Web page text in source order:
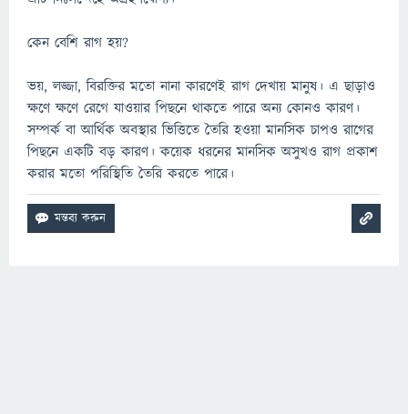
কেন বেশি রাগ হয়?
ভয়, লজ্জা, বিরক্তির মতো নানা কারণেই রাগ দেখায় মানুষ। এ ছাড়াও
ক্ষণে ক্ষণে রেগে যাওয়ার পিছনে থাকতে পারে অন্য কোনও কারণ।
সম্পর্ক বা আর্থিক অবস্থার ভিত্তিতে তৈরি হওয়া মানসিক চাপও রাগের
পিছনে একটি বড় কারণ। কয়েক ধরনের মানসিক অসুখও রাগ প্রকাশ
করার মতো পরিস্থিতি তৈরি করতে পারে।